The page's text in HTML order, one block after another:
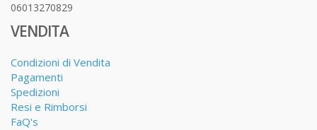
06013270829
VENDITA
Condizioni di Vendita
Pagamenti
Spedizioni
Resi e Rimborsi
FaQ's